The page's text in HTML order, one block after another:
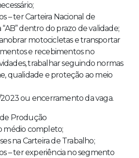
– ter Carteira Nacional de
dentro do prazo de validade;
motocicletas e transportar
e recebimentos no
trabalhar seguindo normas
qualidade e proteção ao meio
ou encerramento da vaga.
de Produção
médio completo;
na Carteira de Trabalho;
– ter experiência no segmento